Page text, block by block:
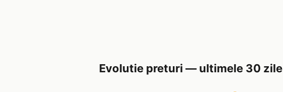
Evolutie preturi — ultimele 30 zile